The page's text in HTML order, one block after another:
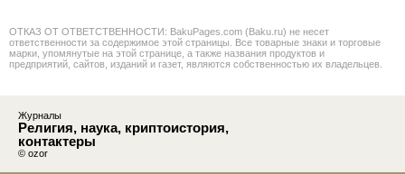
ОТКАЗ ОТ ОТВЕТСТВЕННОСТИ: BakuPages.com (Baku.ru) не несет
ответственности за содержимое этой страницы. Все товарные знаки и торговые
марки, упомянутые на этой странице, а также названия продуктов и
предприятий, сайтов, изданий и газет, являются собственностью их владельцев.
Журналы
Религия, наука, криптоистория,
контактеры
© ozor